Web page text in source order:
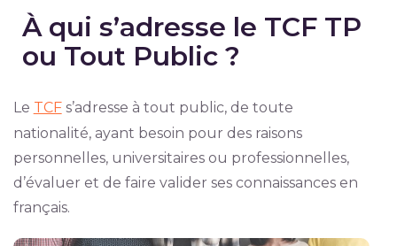
À qui s’adresse le TCF TP
ou Tout Public ?
Le TCFs’adresse à tout public, de toute
nationalité, ayant besoin pour des raisons
personnelles, universitaires ou professionnelles,
d’évaluer et de faire valider ses connaissances en
français.